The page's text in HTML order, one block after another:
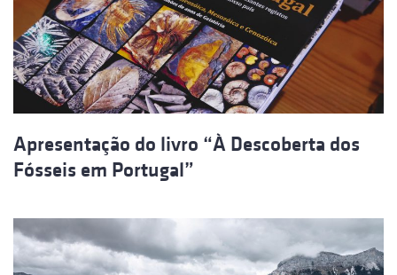
Apresentação do livro “À Descoberta dos
Fósseis em Portugal”